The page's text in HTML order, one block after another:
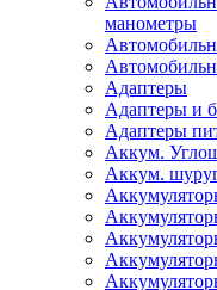
манометры
Адаптеры
Адаптеры и
Адаптеры
Аккум.
Аккум.